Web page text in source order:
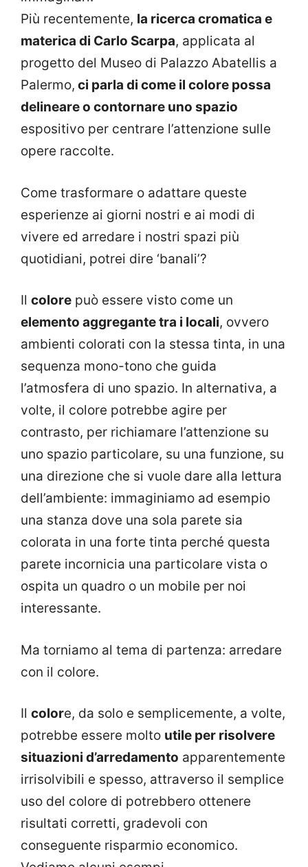
Più recentemente, la ricerca cromatica e
materica di Carlo Scarpa, applicata al
progetto del Museo di Palazzo Abatellis a
Palermo, ci parla di come il colore possa
delineare o contornare uno spazio
espositivo per centrare l’attenzione sulle
opere raccolte.
Come trasformare o adattare queste
esperienze ai giorni nostri e ai modi di
vivere ed arredare i nostri spazi più
quotidiani, potrei dire ‘banali’?
Il colore può essere visto come un
elemento aggregante tra i locali, ovvero
ambienti colorati con la stessa tinta, in una
sequenza mono-tono che guida
l’atmosfera di uno spazio. In alternativa, a
volte, il colore potrebbe agire per
contrasto, per richiamare l’attenzione su
uno spazio particolare, su una funzione, su
una direzione che si vuole dare alla lettura
dell’ambiente: immaginiamo ad esempio
una stanza dove una sola parete sia
colorata in una forte tinta perché questa
parete incornicia una particolare vista o
ospita un quadro o un mobile per noi
interessante.
Ma torniamo al tema di partenza: arredare
con il colore.
Il colore, da solo e semplicemente, a volte,
potrebbe essere molto utile per risolvere
situazioni d’arredamento apparentemente
irrisolvibili e spesso, attraverso il semplice
uso del colore di potrebbero ottenere
risultati corretti, gradevoli con
conseguente risparmio economico.